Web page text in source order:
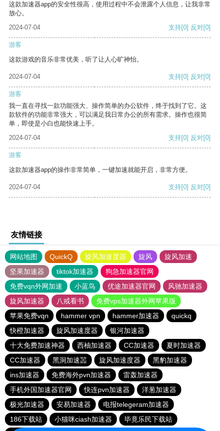
这款加速器app的安全性很高，使用过程中不会泄露个人信息，让我非常
放心。
2024-07-04
支持[0] 反对[0]
游客
这款游戏的音乐非常优美，听了让人心旷神怡。
2024-07-04 支持[0] 反对[0]
游客
我一直在寻找一款功能强大、操作简单的办公软件，终于找到了它。这
款软件的功能非常强大，可以满足我日常办公的所有需求。操作也很简
单，即使是小白也能快速上手。
2024-07-04
支持[0] 反对[0]
游客
这款加速器app的操作非常简单，一键加速就能开启，非常方便。
2024-07-04 支持[0] 反对[0]
友情链接
网站地图 QuickQ 旋风加速度器 旋风
旋风加速
坚果加速器
tiktok加速器
狗急加速器官网
免费vqn外网加速
小蓝鸟 优途加速器官网
风驰加速器
旋风加速器
八戒看书
免费vps加速器外网苹果版
苹果免费vqn
hammer vpn hammer加速器
quickq
快橙加速器
旋风加速度器
银河加速器
十大免费加速神器
西柚加速器 CC加速器
夏时加速器
CC加速器
黑洞加速噐 旋风加速度器
黑豹加速器
ins加速器
免费海外pvn加速器
雷轰加速器
手机外国加速器官网
快连pvn加速器
洋葱加速器
极光加速器
安易加速器
电报telegeram加速器
186下载站
小猫咪ciash加速器
毕竟乐民下载站